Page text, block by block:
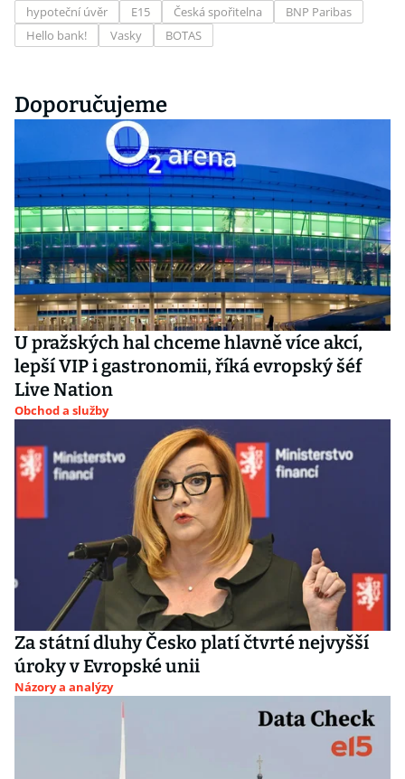
hypoteční úvěr E15 Česká spořitelna
BNP Paribas
Hello bank!
Vasky BOTAS
Doporučujeme
U pražských hal chceme hlavně více akcí,
lepší VIP i gastronomii, říká evropský šéf
Live Nation
Obchod a služby
Za státní dluhy Česko platí čtvrté nejvyšší
úroky v Evropské unii
Názory a analýzy